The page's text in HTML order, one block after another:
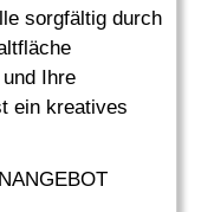
sorgfältig durch
Ihre
ein kreatives